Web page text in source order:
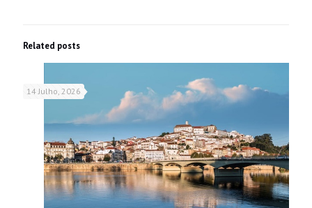
Related posts
14 Julho, 2026